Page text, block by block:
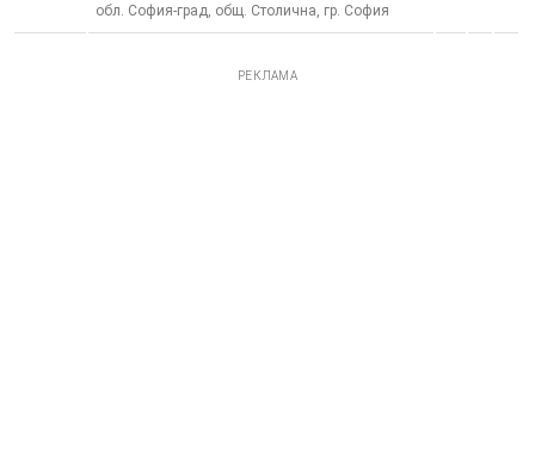
обл. София-град, общ. Столична, гр. София
РЕКЛАМА